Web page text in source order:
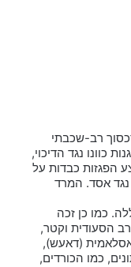
רב-שכבתי
כוונו נגד הדיכוי,
הפגזות כבדות על
נגד אסד. המרד
כמו כן זכה
הסעודית וקטר,
(דאעש),
למורדים המתונים, כמו הכורדים,